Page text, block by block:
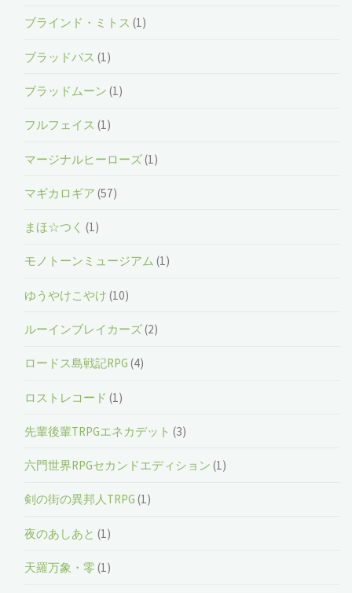
ブラインド・ミトス (1)
ブラッドパス (1)
ブラッドムーン (1)
フルフェイス (1)
マージナルヒーローズ(1)
マギカロギア (57)
まほ☆つく (1)
モノトーンミュージアム (1)
ゆうやけこやけ (10)
ルーインブレイカーズ(2)
ロードス島戦記RPG (4)
ロストレコード (1)
先輩後輩TRPGエネカデット (3)
六門世界RPGセカンドエディション (1)
剣の街の異邦人TRPG (1)
夜のあしあと (1)
天羅万象・零 (1)